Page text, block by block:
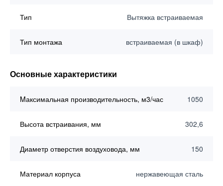
Тип Вытяжка встраиваемая
Тип монтажа встраиваемая (в шкаф)
Основные характеристики
Mаксимальная производительность, м3/час 1050
Высота встраивания, мм 302,6
Диаметр отверстия воздуховода, мм 150
Материал корпуса нержавеющая сталь